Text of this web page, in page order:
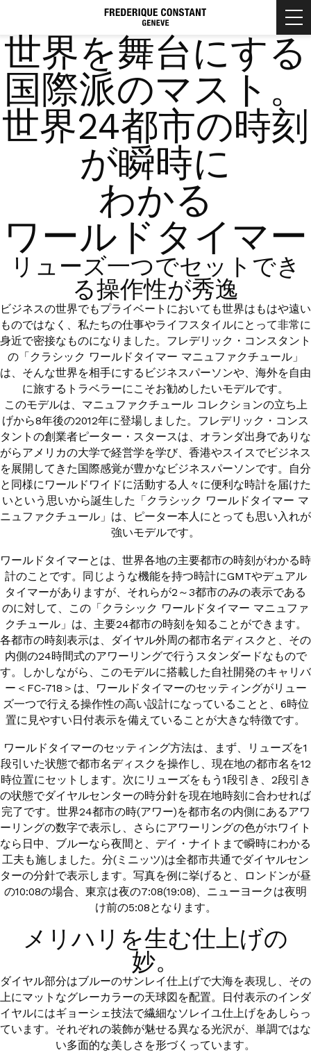
HOME ホーム
BRAND ブランドについて
BRAND STORY
ブランドストーリー
BRAND HISTORY
MANUFACTURE
マニュファクチュール
COLLECTION 製品情報
NEW ARRIVALS
MEN'S COLLECTION
LADIES' COLLECTION
新着情報
SHOP 店舗情報
FREDERIQUE CONSTANT BOUTIQUE TOKYO
フレデリック・コンスタント ブティック 東京
SHOP LIST
店舗一覧
FAIR
フェア開催店舗
FEATURES 特集
SUPPORT サポート
INSTAGRAM
FACEBOOK
FREDERIQUE CONSTANT
CITIZEN WATCH コーポレートサイト
CITIZEN WATCH プライバシーポリシー
SHARE
JOURNAL
世界を舞台にする
国際派のマスト。
世界24都市の時刻
が瞬時に
わかる
ワールドタイマー
リューズ一つでセットでき
る操作性が秀逸
ビジネスの世界でもプライベートにおいても世界はもはや遠い
ものではなく、私たちの仕事やライフスタイルにとって非常に
身近で密接なものになりました。フレデリック・コンスタント
の「クラシック ワールドタイマー マニュファクチュール」
は、そんな世界を相手にするビジネスパーソンや、海外を自由
に旅するトラベラーにこそお勧めしたいモデルです。
このモデルは、マニュファクチュール コレクションの立ち上
げから8年後の2012年に登場しました。フレデリック・コンス
タントの創業者ピーター・スタースは、オランダ出身でありな
がらアメリカの大学で経営学を学び、香港やスイスでビジネス
を展開してきた国際感覚が豊かなビジネスパーソンです。自分
と同様にワールドワイドに活動する人々に便利な時計を届けた
いという思いから誕生した「クラシック ワールドタイマー マ
ニュファクチュール」は、ピーター本人にとっても思い入れが
強いモデルです。
ワールドタイマーとは、世界各地の主要都市の時刻がわかる時
計のことです。同じような機能を持つ時計にGMTやデュアル
タイマーがありますが、それらが2～3都市のみの表示である
のに対して、この「クラシック ワールドタイマー マニュファ
クチュール」は、主要24都市の時刻を知ることができます。
各都市の時刻表示は、ダイヤル外周の都市名ディスクと、その
内側の24時間式のアワーリングで行うスタンダードなもので
す。しかしながら、このモデルに搭載した自社開発のキャリバ
ー＜FC-718＞は、ワールドタイマーのセッティングがリュー
ズ一つで行える操作性の高い設計になっていることと、6時位
置に見やすい日付表示を備えていることが大きな特徴です。
ワールドタイマーのセッティング方法は、まず、リューズを1
段引いた状態で都市名ディスクを操作し、現在地の都市名を12
時位置にセットします。次にリューズをもう1段引き、2段引き
の状態でダイヤルセンターの時分針を現在地時刻に合わせれば
完了です。世界24都市の時(アワー)を都市名の内側にあるアワ
ーリングの数字で表示し、さらにアワーリングの色がホワイト
なら日中、ブルーなら夜間と、デイ・ナイトまで瞬時にわかる
工夫も施しました。分(ミニッツ)は全都市共通でダイヤルセン
ターの分針で表示します。写真を例に挙げると、ロンドンが昼
の10:08の場合、東京は夜の7:08(19:08)、ニューヨークは夜明
け前の5:08となります。
メリハリを生む仕上げの
妙。
ダイヤル部分はブルーのサンレイ仕上げで大海を表現し、その
上にマットなグレーカラーの天球図を配置。日付表示のインダ
イヤルにはギョーシェ技法で繊細なソレイユ仕上げをあしらっ
ています。それぞれの装飾が魅せる異なる光沢が、単調ではな
い多面的な美しさを形づくっています。